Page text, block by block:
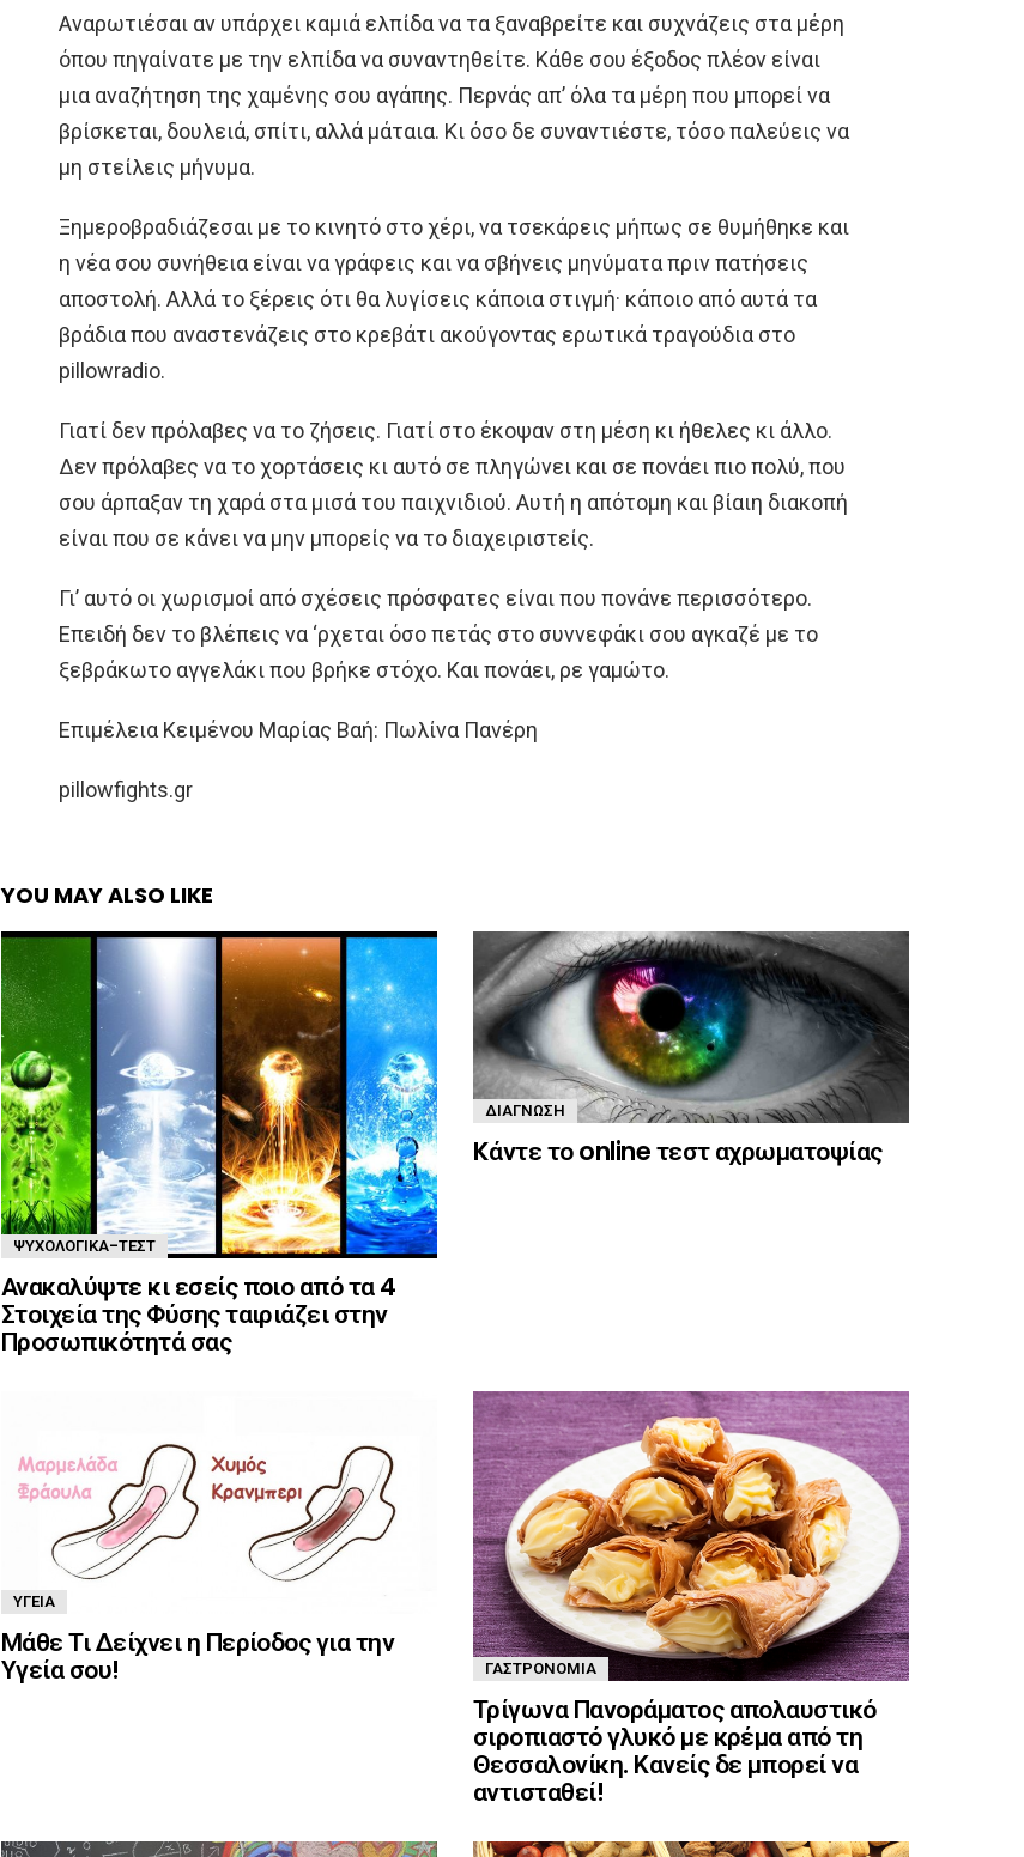
Αναρωτιέσαι αν υπάρχει καμιά ελπίδα να τα ξαναβρείτε και συχνάζεις στα μέρη
όπου πηγαίνατε με την ελπίδα να συναντηθείτε. Κάθε σου έξοδος πλέον είναι
μια αναζήτηση της χαμένης σου αγάπης. Περνάς απ’ όλα τα μέρη που μπορεί να
βρίσκεται, δουλειά, σπίτι, αλλά μάταια. Κι όσο δε συναντιέστε, τόσο παλεύεις να
μη στείλεις μήνυμα.
Ξημεροβραδιάζεσαι με το κινητό στο χέρι, να τσεκάρεις μήπως σε θυμήθηκε και
η νέα σου συνήθεια είναι να γράφεις και να σβήνεις μηνύματα πριν πατήσεις
αποστολή. Αλλά το ξέρεις ότι θα λυγίσεις κάποια στιγμή· κάποιο από αυτά τα
βράδια που αναστενάζεις στο κρεβάτι ακούγοντας ερωτικά τραγούδια στο
pillowradio.
Γιατί δεν πρόλαβες να το ζήσεις. Γιατί στο έκοψαν στη μέση κι ήθελες κι άλλο.
Δεν πρόλαβες να το χορτάσεις κι αυτό σε πληγώνει και σε πονάει πιο πολύ, που
σου άρπαξαν τη χαρά στα μισά του παιχνιδιού. Αυτή η απότομη και βίαιη διακοπή
είναι που σε κάνει να μην μπορείς να το διαχειριστείς.
Γι’ αυτό οι χωρισμοί από σχέσεις πρόσφατες είναι που πονάνε περισσότερο.
Επειδή δεν το βλέπεις να ‘ρχεται όσο πετάς στο συννεφάκι σου αγκαζέ με το
ξεβράκωτο αγγελάκι που βρήκε στόχο. Και πονάει, ρε γαμώτο.
Επιμέλεια Κειμένου Μαρίας Βαή: Πωλίνα Πανέρη
pillowfights.gr
YOU MAY ALSO LIKE
ΨΥΧΟΛΟΓΙΚΆ-ΤΈΣΤ
Ανακαλύψτε κι εσείς ποιο από τα 4
Στοιχεία της Φύσης ταιριάζει στην
Προσωπικότητά σας
ΔΙΆΓΝΩΣΗ
Kάντε το online τεστ αχρωματοψίας
ΥΓΕΊΑ
Μάθε Τι Δείχνει η Περίοδος για την
Υγεία σου! ΓΑΣΤΡΟΝΟΜΊΑ
Τρίγωνα Πανοράματος απολαυστικό
σιροπιαστό γλυκό με κρέμα από τη
Θεσσαλονίκη. Κανείς δε μπορεί να
αντισταθεί!